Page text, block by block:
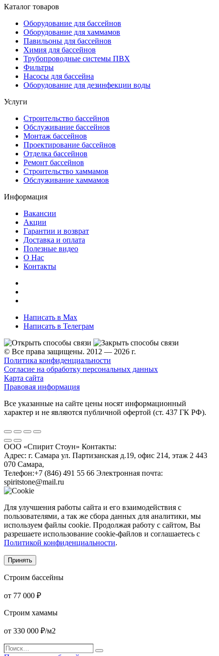
Каталог товаров
Оборудование для бассейнов
Оборудование для хаммамов
Павильоны для бассейнов
Химия для бассейнов
Трубопроводные системы ПВХ
Фильтры
Насосы для бассейна
Оборудование для дезинфекции воды
Услуги
Строительство бассейнов
Обслуживание бассейнов
Монтаж бассейнов
Проектирование бассейнов
Отделка бассейнов
Ремонт бассейнов
Строительство хаммамов
Обслуживание хаммамов
Информация
Вакансии
Акции
Гарантии и возврат
Доставка и оплата
Полезные видео
О Нас
Контакты
Написать в Max
Написать в Телеграм
© Все права защищены. 2012 — 2026 г.
Политика конфиденциальности
Согласие на обработку персональных данных
Карта сайта
Правовая информация
Все указанные на сайте цены носят информационный
характер и не являются публичной офертой (ст. 437 ГК РФ).
ООО «Спирит Стоун» Контакты:
Адрес: г. Самара ул. Партизанская д.19, офис 214, этаж 2 443
070 Самара,
Телефон:+7 (846) 491 55 66 Электронная почта:
spiritstone@mail.ru
Для улучшения работы сайта и его взаимодействия с
пользователями, а так же сбора данных для аналитики, мы
используем файлы cookie. Продолжая работу с сайтом, Вы
разрешаете использование cookie-файлов и соглашаетесь с
Политикой конфиденциальности.
Принять
Строим бассейны
от 77 000 ₽
Строим хамамы
от 330 000 ₽/м2
Поиск…
Поиск